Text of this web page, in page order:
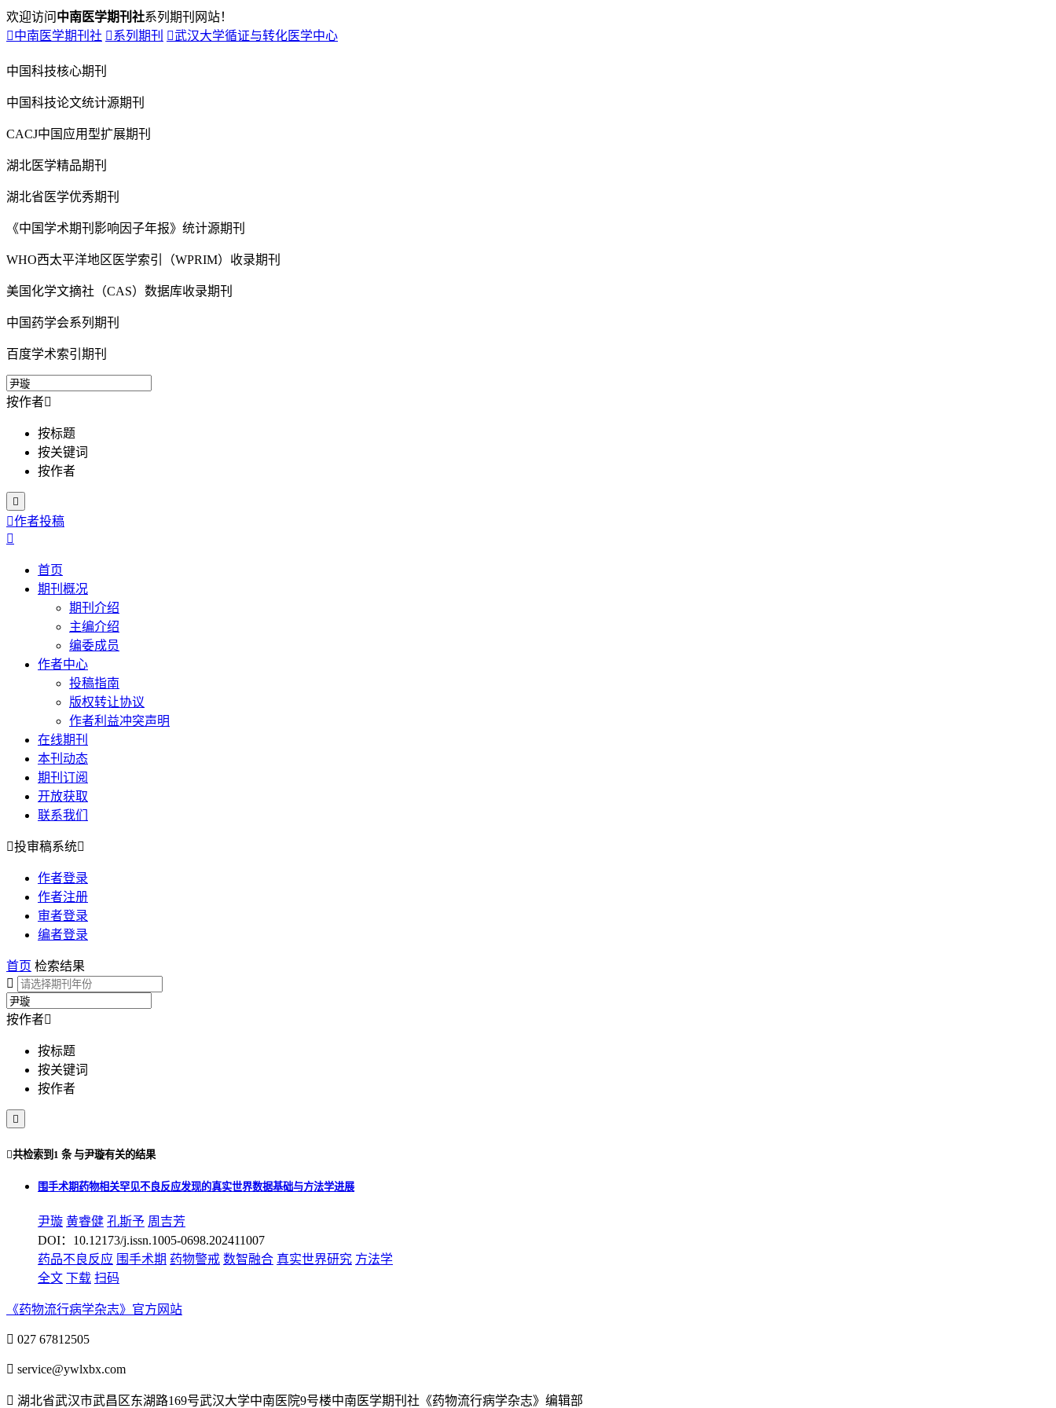
欢迎访问 中南医学期刊社系列期刊网站！
中南医学期刊社 系列期刊 武汉大学循证与转化医学中心
中国科技核心期刊
中国科技论文统计源期刊
CACJ中国应用型扩展期刊
湖北医学精品期刊
湖北省医学优秀期刊
《中国学术期刊影响因子年报》统计源期刊
WHO西太平洋地区医学索引（WPRIM）收录期刊
美国化学文摘社（CAS）数据库收录期刊
中国药学会系列期刊
百度学术索引期刊
按作者
按标题
按关键词
按作者

作者投稿

首页
期刊概况
期刊介绍
主编介绍
编委成员
作者中心
投稿指南
版权转让协议
作者利益冲突声明
在线期刊
本刊动态
期刊订阅
开放获取
联系我们
投审稿系统
作者登录
作者注册
审者登录
编者登录
首页 检索结果

按作者
按标题
按关键词
按作者

共检索到 1 条与尹璇有关的结果
围手术期药物相关罕见不良反应发现的真实世界数据基础与方法学进展
尹璇 黄睿健 孔斯予 周吉芳
DOI：10.12173/j.issn.1005-0698.202411007
药品不良反应 围手术期 药物警戒 数智融合 真实世界研究 方法学
全文 下载 扫码
《药物流行病学杂志》官方网站
 027 67812505
 service@ywlxbx.com
 湖北省武汉市武昌区东湖路169号武汉大学中南医院9号楼中南医学期刊社《药物流行病学杂志》编辑部